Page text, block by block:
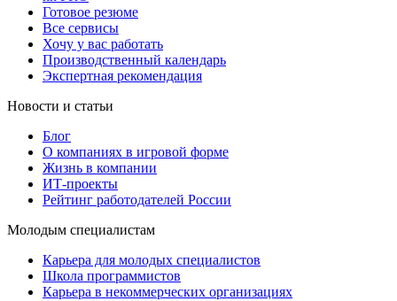
Готовое резюме
Все сервисы
Хочу у вас работать
Производственный календарь
Экспертная рекомендация
Новости и статьи
Блог
О компаниях в игровой форме
Жизнь в компании
ИТ-проекты
Рейтинг работодателей России
Молодым специалистам
Карьера для молодых специалистов
Школа программистов
Карьера в некоммерческих организациях